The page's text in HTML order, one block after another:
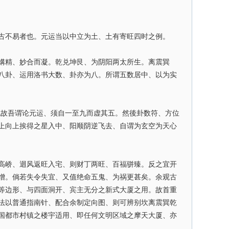
易者也。元运当以中立为土、土有寄旺四时之例。
、妙合而凝。乾兑坤艮、为阴阳两太所生。离震巽
、运用洛书大数、卦亦为八。所谓五数居中、以为实
吾谓论元运、须自一至九而虚其五。然後卦数符、方位
上挨得之星入中、阳顺阴逆飞去、自谓为玄空为天心
、迴风返旺入宅、则财丁两旺、百福骈臻。反之宜开
倘若失令失宜、又值绝命五鬼、为祸更甚矣。余观古
形、与四面洞开、宾主无分之新式大厦之用。故首重
普通指南针、配合余制定向图、则可辨别坎离震巽乾
市村镇之楼宇适用、即任何文明区域之摩天大厦、亦